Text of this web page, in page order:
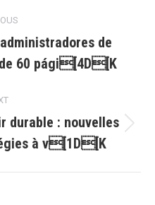
post:
de
60 pági[4D[K
durable : nouvelles
à v[1D[K